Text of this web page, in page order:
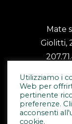
Mate
Giolitti,
PEC:
Capitale
Utilizziamo i
Web per
pertinente
preferenze.
acconsenti
cookie.